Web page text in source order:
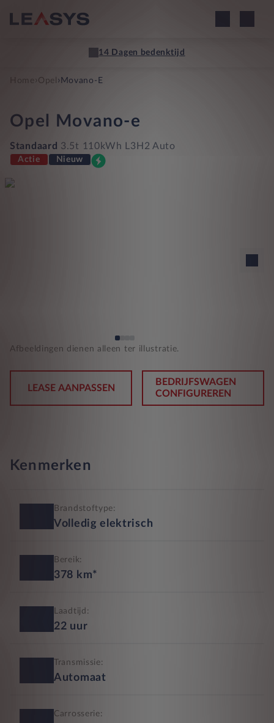
14 Dagen bedenktijd
Home › Opel › Movano-E
Opel Movano-e
Standaard 3.5t 110kWh L3H2 Auto
Actie Nieuw
Afbeeldingen dienen alleen ter illustratie.
LEASE AANPASSEN
BEDRIJFSWAGEN
CONFIGUREREN
Kenmerken
Brandstoftype:
Volledig elektrisch
Bereik:
378 km*
Laadtijd:
22 uur
Transmissie:
Automaat
Carrosserie: